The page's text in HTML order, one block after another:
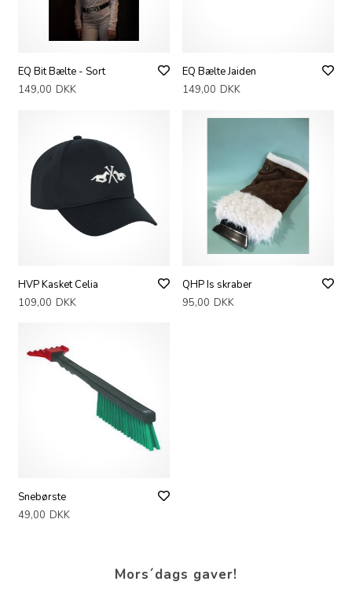
EQ Bit Bælte - Sort
149,00 DKK
EQ Bælte Jaiden
149,00 DKK
HVP Kasket Celia
109,00 DKK
QHP Is skraber
95,00 DKK
Snebørste
49,00 DKK
Mors´dags gaver!